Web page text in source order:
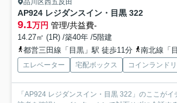
品川区西五反田
AP924 レジダンスイン・目黒 322
9.1万円 管理/共益費-
14.27㎡ (1R) /築40年 /5階建
都営三田線「目黒」駅 徒歩11分
南北線「
エレベーター 宅配ボックス コインランド
「AP924 レジダンスイン・目黒 322」のここが